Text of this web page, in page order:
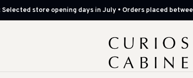
store opening days in July • Orders placed